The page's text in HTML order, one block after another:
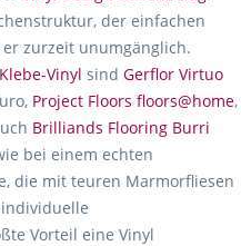
der einfachen
zurzeit unumgänglich.
Klebe-Vinyl sind Gerflor Virtuo
Project Floors floors@home,
Brilliands Flooring Burri
bei einem echten
die mit teuren Marmorfliesen
Vorteil eine Vinyl